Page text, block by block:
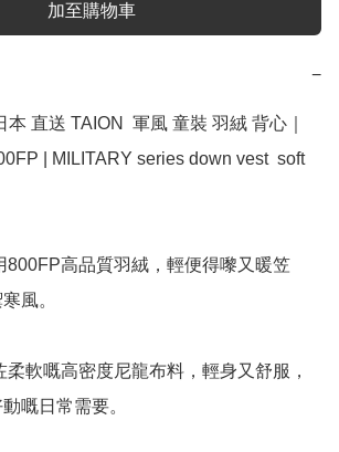
加至購物車
−
直送 TAION  軍風 童裝 羽絨 背心｜
| MILITARY series down vest  soft
800FP高品質羽絨，輕便得嚟又暖笠
風。
柔軟嘅高密度尼龍布料，輕身又舒服，
嘅日常需要。